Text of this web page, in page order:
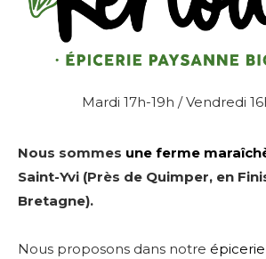
Mardi 17h-19h / Vendredi
Nous sommes une ferme
Saint-Yvi (Près de Quimper, en
Bretagne).
Nous proposons dans notre